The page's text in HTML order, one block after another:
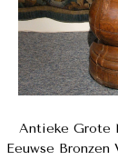
Antieke Grote
Eeuwse Bronzen